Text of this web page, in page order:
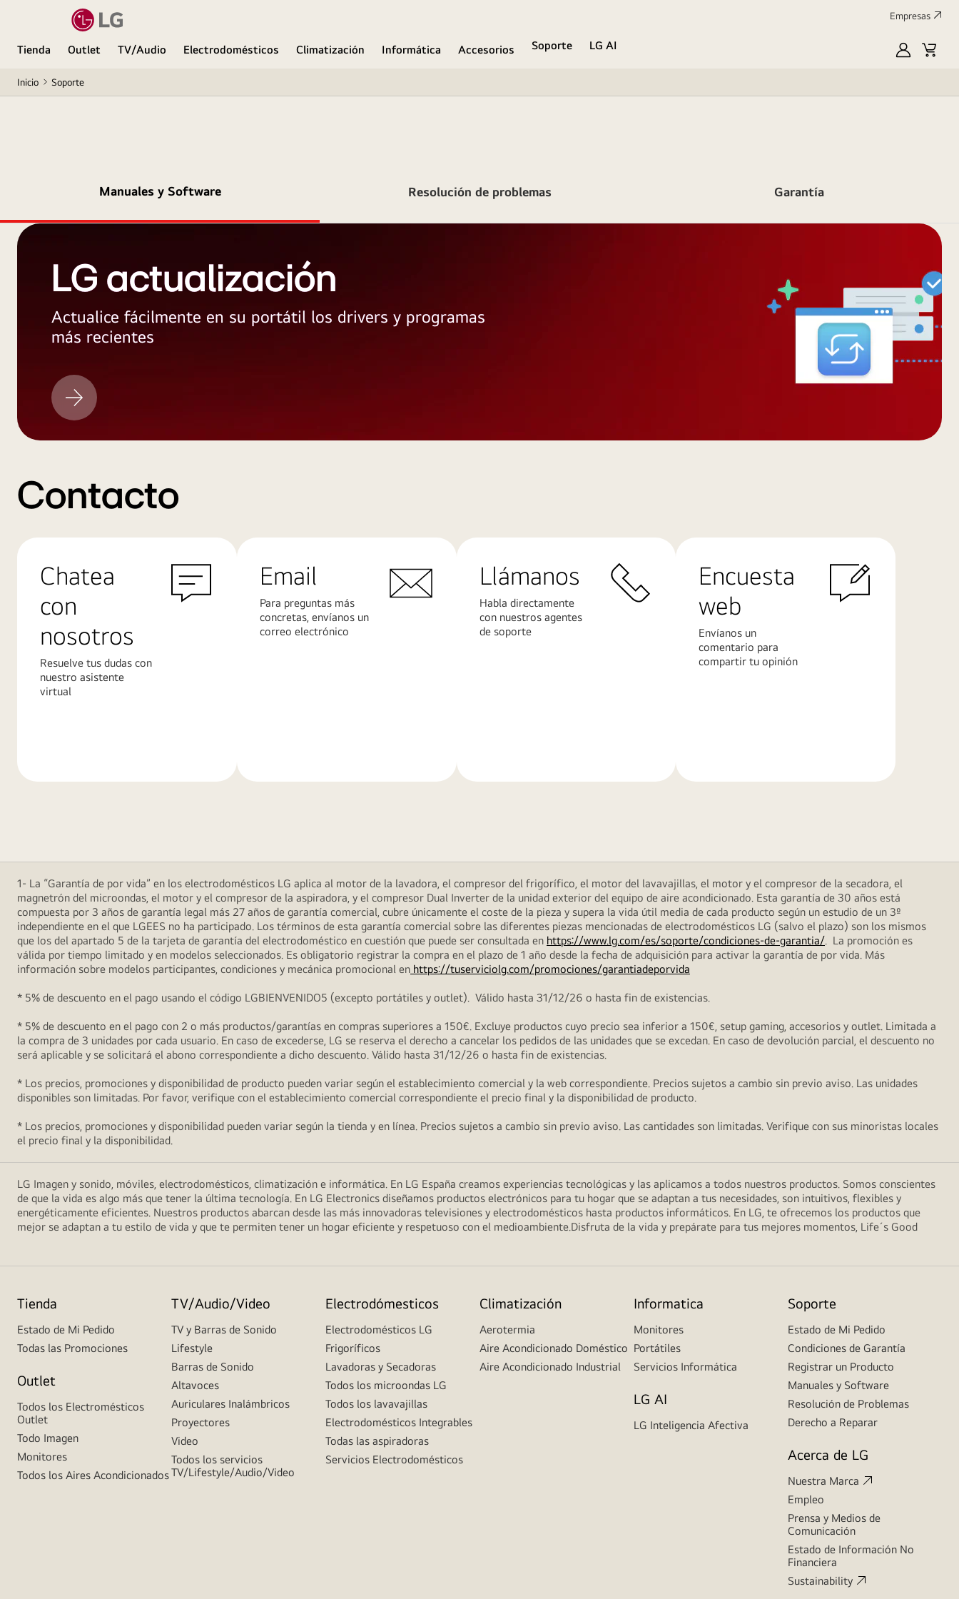
Empresas
Tienda Outlet TV/Audio Electrodomésticos Climatización Informática Accesorios Soporte
LG AI
MyLG
Inicio Soporte
Manuales y Software Resolución de problemas Garantía
LG actualización
Actualice fácilmente en su portátil los drivers y programas
más recientes
LG
actualización
Contacto
Chatea
con
nosotros
Resuelve tus dudas con
nuestro asistente
virtual
Email
Para preguntas más
concretas, envíanos un
correo electrónico
Llámanos
Habla directamente
con nuestros agentes
de soporte
Encuesta
web
Envíanos un
comentario para
compartir tu opinión
1- La “Garantía de por vida” en los electrodomésticos LG aplica al motor de la lavadora, el compresor del frigorífico, el motor del lavavajillas, el motor y el compresor de la secadora, el
magnetrón del microondas, el motor y el compresor de la aspiradora, y el compresor Dual Inverter de la unidad exterior del equipo de aire acondicionado. Esta garantía de 30 años está
compuesta por 3 años de garantía legal más 27 años de garantía comercial, cubre únicamente el coste de la pieza y supera la vida útil media de cada producto según un estudio de un 3º
independiente en el que LGEES no ha participado. Los términos de esta garantía comercial sobre las diferentes piezas mencionadas de electrodomésticos LG (salvo el plazo) son los mismos
que los del apartado 5 de la tarjeta de garantía del electrodoméstico en cuestión que puede ser consultada en https://www.lg.com/es/soporte/condiciones-de-garantia/. La promoción es
válida por tiempo limitado y en modelos seleccionados. Es obligatorio registrar la compra en el plazo de 1 año desde la fecha de adquisición para activar la garantía de por vida. Más
información sobre modelos participantes, condiciones y mecánica promocional en https://tuserviciolg.com/promociones/garantiadeporvida
* 5% de descuento en el pago usando el código LGBIENVENIDO5 (excepto portátiles y outlet). Válido hasta 31/12/26 o hasta fin de existencias.
* 5% de descuento en el pago con 2 o más productos/garantías en compras superiores a 150€. Excluye productos cuyo precio sea inferior a 150€, setup gaming, accesorios y outlet. Limitada a
la compra de 3 unidades por cada usuario. En caso de excederse, LG se reserva el derecho a cancelar los pedidos de las unidades que se excedan. En caso de devolución parcial, el descuento no
será aplicable y se solicitará el abono correspondiente a dicho descuento. Válido hasta 31/12/26 o hasta fin de existencias.
* Los precios, promociones y disponibilidad de producto pueden variar según el establecimiento comercial y la web correspondiente. Precios sujetos a cambio sin previo aviso. Las unidades
disponibles son limitadas. Por favor, verifique con el establecimiento comercial correspondiente el precio final y la disponibilidad de producto.
* Los precios, promociones y disponibilidad pueden variar según la tienda y en línea. Precios sujetos a cambio sin previo aviso. Las cantidades son limitadas. Verifique con sus minoristas locales
el precio final y la disponibilidad.
LG Imagen y sonido, móviles, electrodomésticos, climatización e informática. En LG España creamos experiencias tecnológicas y las aplicamos a todos nuestros productos. Somos conscientes
de que la vida es algo más que tener la última tecnología. En LG Electronics diseñamos productos electrónicos para tu hogar que se adaptan a tus necesidades, son intuitivos, flexibles y
energéticamente eficientes. Nuestros productos abarcan desde las más innovadoras televisiones y electrodomésticos hasta productos informáticos. En LG, te ofrecemos los productos que
mejor se adaptan a tu estilo de vida y que te permiten tener un hogar eficiente y respetuoso con el medioambiente.Disfruta de la vida y prepárate para tus mejores momentos, Life´s Good
Tienda
Estado de Mi Pedido
Todas las Promociones
Outlet
Todos los Electromésticos
Outlet
Todo Imagen
Monitores
Todos los Aires Acondicionados
TV/Audio/Video
TV y Barras de Sonido
Lifestyle
Barras de Sonido
Altavoces
Auriculares Inalámbricos
Proyectores
Video
Todos los servicios
TV/Lifestyle/Audio/Video
Electrodómesticos
Electrodomésticos LG
Frigoríficos
Lavadoras y Secadoras
Todos los microondas LG
Todos los lavavajillas
Electrodomésticos Integrables
Todas las aspiradoras
Servicios Electrodomésticos
Climatización
Aerotermia
Aire Acondicionado Doméstico
Aire Acondicionado Industrial
Informatica
Monitores
Portátiles
Servicios Informática
LG AI
LG Inteligencia Afectiva
Soporte
Estado de Mi Pedido
Condiciones de Garantía
Registrar un Producto
Manuales y Software
Resolución de Problemas
Derecho a Reparar
Acerca de LG
Nuestra Marca
Empleo
Prensa y Medios de
Comunicación
Estado de Información No
Financiera
Sustainability